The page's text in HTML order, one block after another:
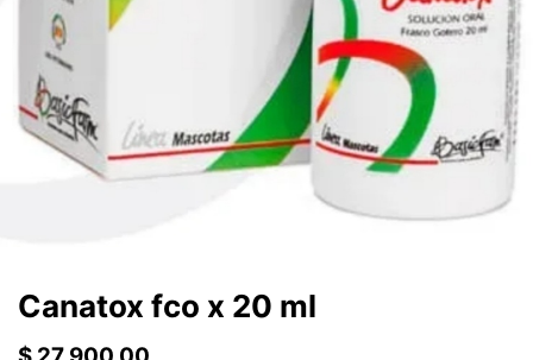
Canatox fco x 20 ml